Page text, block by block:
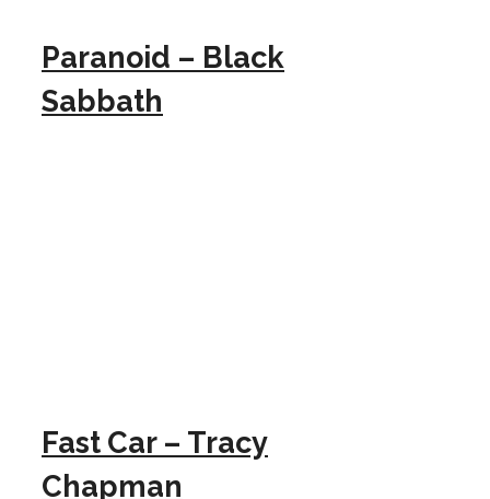
Paranoid – Black
Sabbath
Fast Car – Tracy
Chapman